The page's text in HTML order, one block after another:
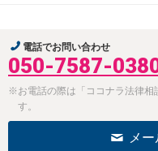
電話でお問い合わせ
050-7587-
※お電話の際は「ココナラ法律相
す。
メ